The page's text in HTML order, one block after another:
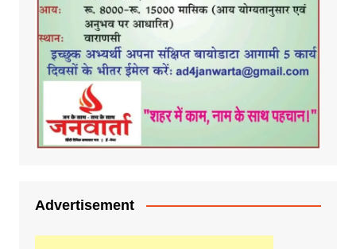
Advertisement